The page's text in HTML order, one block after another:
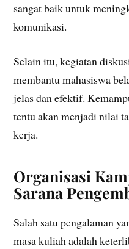
sangat baik untuk
komunikasi.
Selain itu, kegiatan
membantu mahasiswa
jelas dan efektif.
tentu akan menjadi nilai
kerja.
Organisasi
Sarana
Salah satu pengalaman
masa kuliah adalah